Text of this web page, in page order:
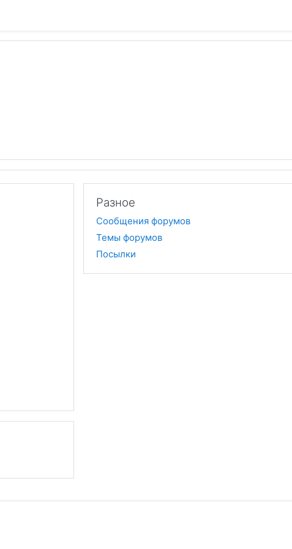
Разное
Сообщения форумов
Темы форумов
Посылки